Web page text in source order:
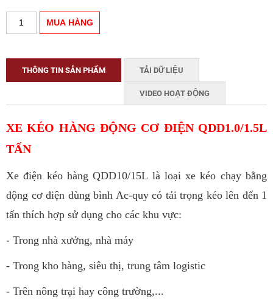
THÔNG TIN SẢN PHẨM TẢI DỮ LIỆU
VIDEO HOẠT ĐỘNG
XE KÉO HÀNG ĐỘNG CƠ ĐIỆN QDD1.0/1.5L
TẤN
Xe điện kéo hàng QDD10/15L là loại xe kéo chạy bằng
động cơ điện dùng bình Ac-quy có tải trọng kéo lên đến 1
tấn thích hợp sử dụng cho các khu vực:
- Trong nhà xưởng, nhà máy
- Trong kho hàng, siêu thị, trung tâm logistic
- Trên nông trại hay công trường,...